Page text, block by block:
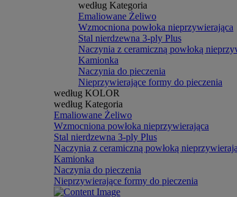
według Kategoria
Emaliowane Żeliwo
Wzmocniona powłoka nieprzywierająca
Stal nierdzewna 3-ply Plus
Naczynia z ceramiczną powłoką
Kamionka
Naczynia do pieczenia
Nieprzywierające formy do pieczenia
według KOLOR
według Kategoria
Emaliowane Żeliwo
Wzmocniona powłoka nieprzywierająca
Stal nierdzewna 3-ply Plus
Naczynia z ceramiczną powłoką
Kamionka
Naczynia do pieczenia
Nieprzywierające formy do pieczenia